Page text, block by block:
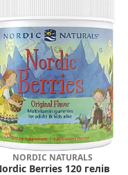
NORDIC NATURALS
Berries 120 гелів